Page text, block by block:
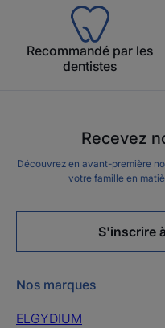
Recommandé par les
dentistes
Recevez
Découvrez en avant-première
votre famille en
S'inscrire
Nos marques
ELGYDIUM